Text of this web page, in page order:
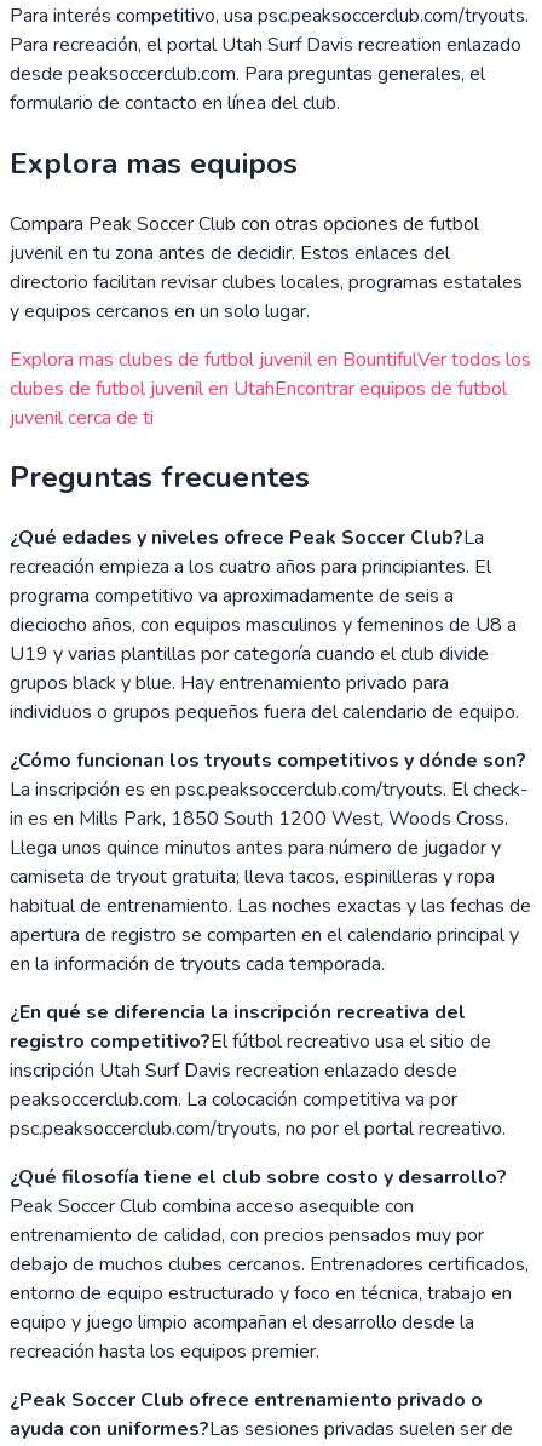
Para interés competitivo, usa psc.peaksoccerclub.com/tryouts.
Para recreación, el portal Utah Surf Davis recreation enlazado
desde peaksoccerclub.com. Para preguntas generales, el
formulario de contacto en línea del club.
Explora mas equipos
Compara Peak Soccer Club con otras opciones de futbol
juvenil en tu zona antes de decidir. Estos enlaces del
directorio facilitan revisar clubes locales, programas estatales
y equipos cercanos en un solo lugar.
Explora mas clubes de futbol juvenil en BountifulVer todos los
clubes de futbol juvenil en UtahEncontrar equipos de futbol
juvenil cerca de ti
Preguntas frecuentes
¿Qué edades y niveles ofrece Peak Soccer Club?La
recreación empieza a los cuatro años para principiantes. El
programa competitivo va aproximadamente de seis a
dieciocho años, con equipos masculinos y femeninos de U8 a
U19 y varias plantillas por categoría cuando el club divide
grupos black y blue. Hay entrenamiento privado para
individuos o grupos pequeños fuera del calendario de equipo.
¿Cómo funcionan los tryouts competitivos y dónde son?
La inscripción es en psc.peaksoccerclub.com/tryouts. El check-
in es en Mills Park, 1850 South 1200 West, Woods Cross.
Llega unos quince minutos antes para número de jugador y
camiseta de tryout gratuita; lleva tacos, espinilleras y ropa
habitual de entrenamiento. Las noches exactas y las fechas de
apertura de registro se comparten en el calendario principal y
en la información de tryouts cada temporada.
¿En qué se diferencia la inscripción recreativa del
registro competitivo?El fútbol recreativo usa el sitio de
inscripción Utah Surf Davis recreation enlazado desde
peaksoccerclub.com. La colocación competitiva va por
psc.peaksoccerclub.com/tryouts, no por el portal recreativo.
¿Qué filosofía tiene el club sobre costo y desarrollo?
Peak Soccer Club combina acceso asequible con
entrenamiento de calidad, con precios pensados muy por
debajo de muchos clubes cercanos. Entrenadores certificados,
entorno de equipo estructurado y foco en técnica, trabajo en
equipo y juego limpio acompañan el desarrollo desde la
recreación hasta los equipos premier.
¿Peak Soccer Club ofrece entrenamiento privado o
ayuda con uniformes?Las sesiones privadas suelen ser de